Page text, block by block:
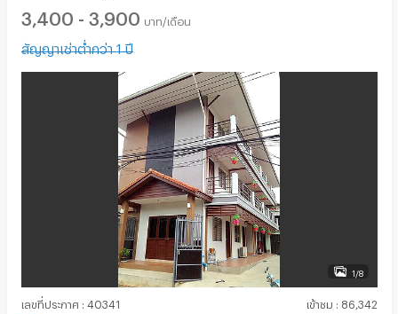
3,400 - 3,900 บาท/เดือน
สัญญาเช่าต่ำกว่า 1 ปี
1/8
เลขที่ประกาศ : 40341 เข้าชม : 86,342